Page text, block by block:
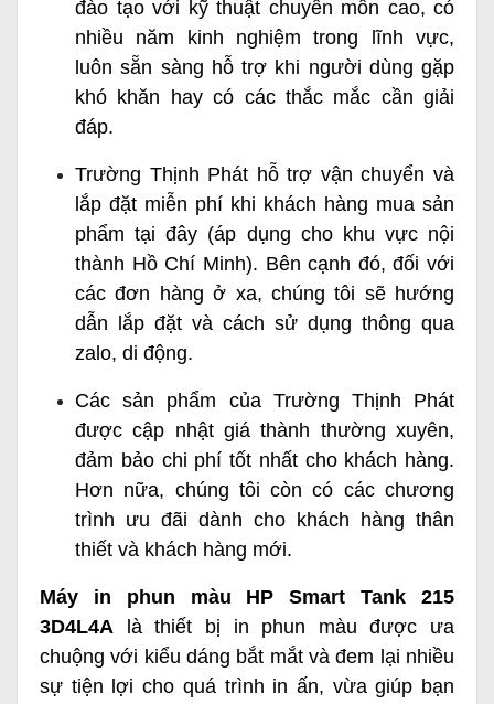
đào tạo với kỹ thuật chuyên môn cao, có
nhiều năm kinh nghiệm trong lĩnh vực,
luôn sẵn sàng hỗ trợ khi người dùng gặp
khó khăn hay có các thắc mắc cần giải
đáp.
Trường Thịnh Phát hỗ trợ vận chuyển và
lắp đặt miễn phí khi khách hàng mua sản
phẩm tại đây (áp dụng cho khu vực nội
thành Hồ Chí Minh). Bên cạnh đó, đối với
các đơn hàng ở xa, chúng tôi sẽ hướng
dẫn lắp đặt và cách sử dụng thông qua
zalo, di động.
Các sản phẩm của Trường Thịnh Phát
được cập nhật giá thành thường xuyên,
đảm bảo chi phí tốt nhất cho khách hàng.
Hơn nữa, chúng tôi còn có các chương
trình ưu đãi dành cho khách hàng thân
thiết và khách hàng mới.
Máy in phun màu HP Smart Tank 215
3D4L4A là thiết bị in phun màu được ưa
chuộng với kiểu dáng bắt mắt và đem lại nhiều
sự tiện lợi cho quá trình in ấn, vừa giúp bạn